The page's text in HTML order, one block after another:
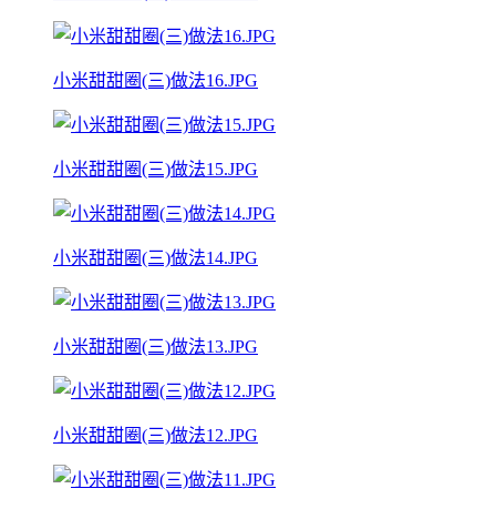
小米甜甜圈(三)做法16.JPG
小米甜甜圈(三)做法15.JPG
小米甜甜圈(三)做法14.JPG
小米甜甜圈(三)做法13.JPG
小米甜甜圈(三)做法12.JPG